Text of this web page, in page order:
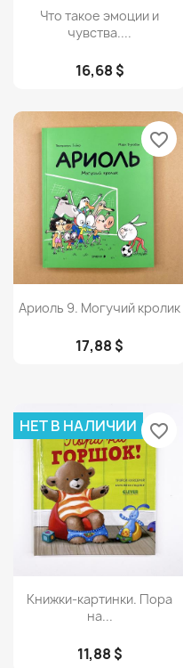
Просмотр
Что такое эмоции и
чувства....
16,68 $
Просмотр
Ариоль 9. Могучий кролик
17,88 $
favorite_border
 Просмотр
Книжки-картинки. Пора
на...
11,88 $
НЕТ В НАЛИЧИИ favorite_border